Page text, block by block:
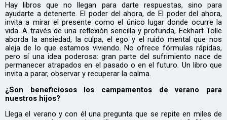
Hay libros que no llegan para darte respuestas, sino para
ayudarte a detenerte. El poder del ahora, de El poder del ahora,
invita a mirar el presente como el único lugar donde ocurre la
vida. A través de una reflexión sencilla y profunda, Eckhart Tolle
aborda la ansiedad, la culpa, el ego y el ruido mental que nos
aleja de lo que estamos viviendo. No ofrece fórmulas rápidas,
pero sí una idea poderosa: gran parte del sufrimiento nace de
permanecer atrapados en el pasado o en el futuro. Un libro que
invita a parar, observar y recuperar la calma.
¿Son beneficiosos los campamentos de verano para
nuestros hijos?
Llega el verano y con él una pregunta que se repite en miles de